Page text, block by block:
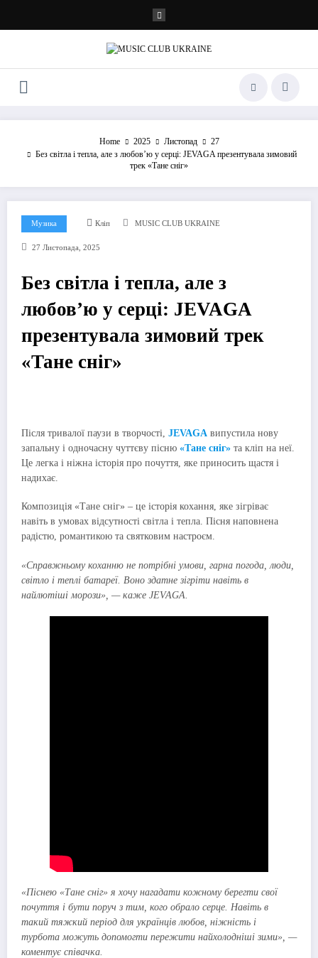
контенту
Home 2025 Листопад
27
Без світла і тепла, але з любовʼю у серці: JEVAGA презентувала зимовий
трек «Тане сніг»
Музика Кліп MUSIC CLUB UKRAINE
27 Листопада, 2025
Без світла і тепла, але з
любовʼю у серці: JEVAGA
презентувала зимовий трек
«Тане сніг»
Після тривалої паузи в творчості, JEVAGA випустила нову
запальну і одночасну чуттєву пісню «Тане сніг» та кліп на неї.
Це легка і ніжна історія про почуття, яке приносить щастя і
надихає.
Композиція «Тане сніг» – це історія кохання, яке зігріває
навіть в умовах відсутності світла і тепла. Пісня наповнена
радістю, романтикою та святковим настроєм.
«Справжньому коханню не потрібні умови, гарна погода, люди,
світло і теплі батареї. Воно здатне зігріти навіть в
найлютіші морози», — каже JEVAGA.
«Піснею «Тане сніг» я хочу нагадати кожному берегти свої
почуття і бути поруч з тим, кого обрало серце. Навіть в
такий тяжкий період для українців любов, ніжність і
турбота можуть допомогти пережити найхолодніші зими», —
коментує співачка.